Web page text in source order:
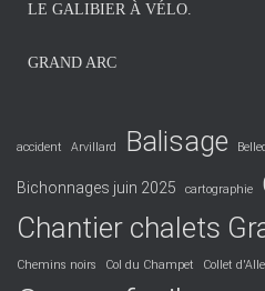
LE GALIBIER À VÉLO.
GRAND ARC
accident Arvillard Balisage
Bichonnages juin 2025 cartographie
Chantier chalets
Chemins noirs Col du Champet Collet